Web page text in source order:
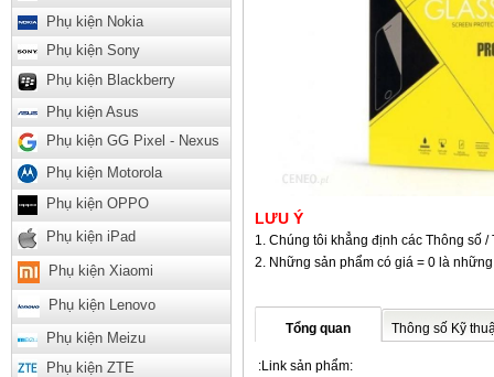
Phụ kiện Nokia
Phụ kiện Sony
Phụ kiện Blackberry
Phụ kiện Asus
Phụ kiện GG Pixel - Nexus
Phụ kiện Motorola
Phụ kiện OPPO
Phụ kiện iPad
Phụ kiện Xiaomi
Phụ kiện Lenovo
Phụ kiện Meizu
Phụ kiện ZTE
LƯU Ý
Chúng tôi khẳng định các Thông số
Những sản phẩm có giá = 0 là
Tổng quan Thông số Kỹ
:Link sản phẩm: